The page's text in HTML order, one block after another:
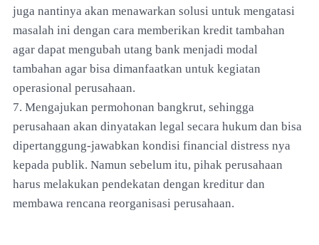
juga nantinya akan menawarkan solusi untuk mengatasi
masalah ini dengan cara memberikan kredit tambahan
agar dapat mengubah utang bank menjadi modal
tambahan agar bisa dimanfaatkan untuk kegiatan
operasional perusahaan.
7. Mengajukan permohonan bangkrut, sehingga
perusahaan akan dinyatakan legal secara hukum dan bisa
dipertanggung-jawabkan kondisi financial distress nya
kepada publik. Namun sebelum itu, pihak perusahaan
harus melakukan pendekatan dengan kreditur dan
membawa rencana reorganisasi perusahaan.